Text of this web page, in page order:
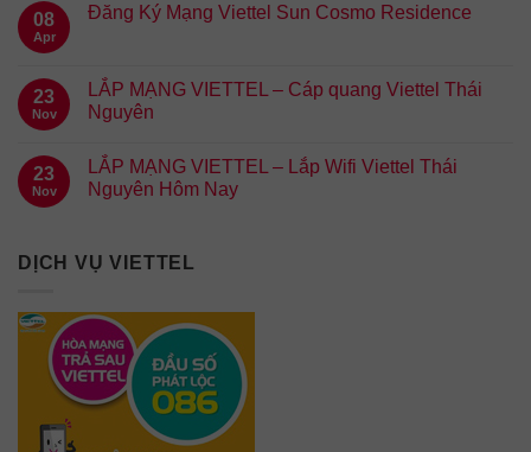
08
Apr
Đăng Ký Mạng Viettel Sun Cosmo Residence
23
Nov
LẮP MẠNG VIETTEL – Cáp quang Viettel Thái
Nguyên
23
Nov
LẮP MẠNG VIETTEL – Lắp Wifi Viettel Thái
Nguyên Hôm Nay
DỊCH VỤ VIETTEL